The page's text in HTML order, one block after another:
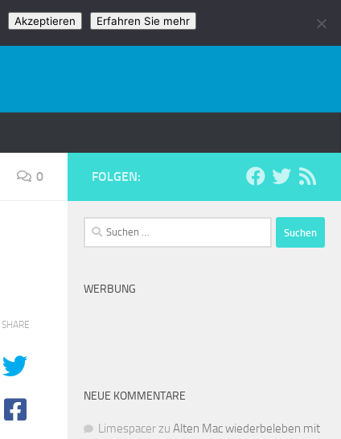
0
SHARE
FOLGEN:
Suchen
nach:
WERBUNG
NEUE KOMMENTARE
Limespacerzu Alten Mac wiederbeleben mit
Akzeptieren Erfahren Sie mehr